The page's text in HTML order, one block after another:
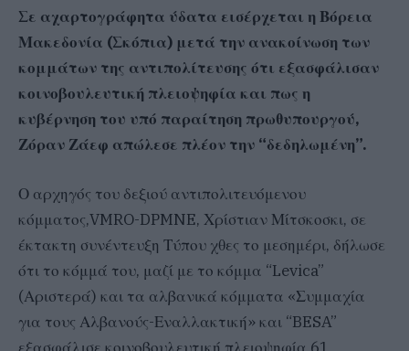
Σε αχαρτογράφητα ύδατα εισέρχεται η Βόρεια
Μακεδονία (Σκόπια) μετά την ανακοίνωση των
κομμάτων της αντιπολίτευσης ότι εξασφάλισαν
κοινοβουλευτική πλειοψηφία και πως η
κυβέρνηση του υπό παραίτηση πρωθυπουργού,
Ζόραν Ζάεφ απώλεσε πλέον την “δεδηλωμένη”.
Ο αρχηγός του δεξιού αντιπολιτευόμενου
κόμματος,VMRO-DPMNE, Χρίστιαν Μίτσκοσκι, σε
έκτακτη συνέντευξη Τύπου χθες το μεσημέρι, δήλωσε
ότι το κόμμά του, μαζί με το κόμμα “Levica”
(Αριστερά) και τα αλβανικά κόμματα «Συμμαχία
για τους Αλβανούς-Εναλλακτική» και “BESA”